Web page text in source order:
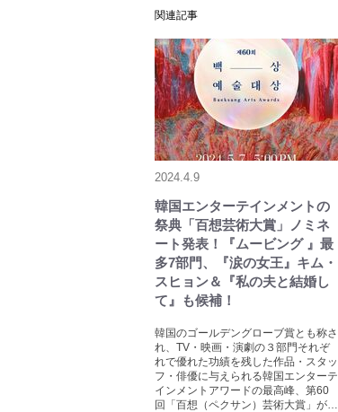
関連記事
2024.4.9
韓国エンターテインメントの
祭典「百想芸術大賞」ノミネ
ート発表！『ムービング 』最
多7部門、『涙の女王』キム・
スヒョン＆『私の夫と結婚し
て』も候補！
韓国のゴールデングローブ賞とも称さ
れ、TV・映画・演劇の３部門それぞ
れで優れた功績を残した作品・スタッ
フ・俳優に与えられる韓国エンターテ
インメントアワードの最高峰、第60
回「百想（ペクサン）芸術大賞」が…